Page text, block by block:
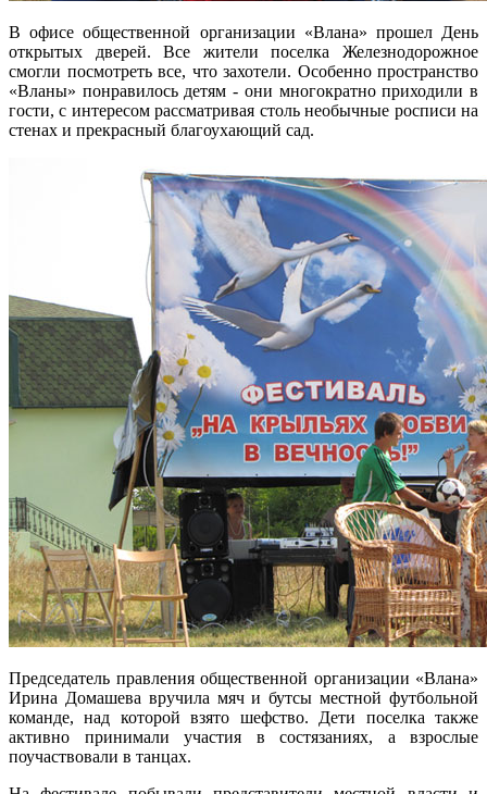
В офисе общественной организации «Влана» прошел День
открытых дверей. Все жители поселка Железнодорожное
смогли посмотреть все, что захотели. Особенно пространство
«Вланы» понравилось детям - они многократно приходили в
гости, с интересом рассматривая столь необычные росписи на
стенах и прекрасный благоухающий сад.
Председатель правления общественной организации «Влана»
Ирина Домашева вручила мяч и бутсы местной футбольной
команде, над которой взято шефство. Дети поселка также
активно принимали участия в состязаниях, а взрослые
поучаствовали в танцах.